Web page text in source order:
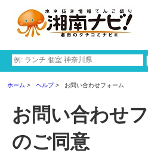
ホーム ヘルプ お問い合わせフォーム
お問い合わせ
のご同意